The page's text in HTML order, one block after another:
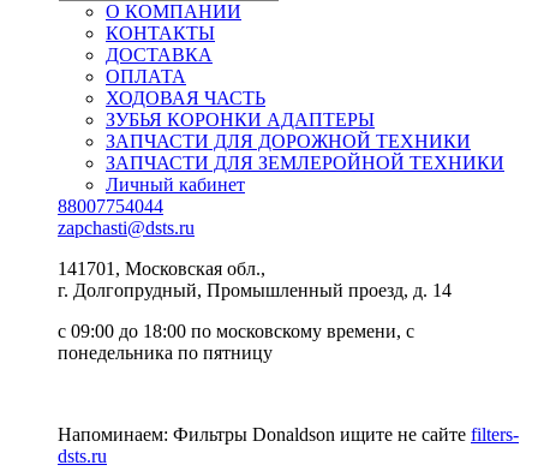
О КОМПАНИИ
КОНТАКТЫ
ДОСТАВКА
ОПЛАТА
ХОДОВАЯ ЧАСТЬ
ЗУБЬЯ КОРОНКИ АДАПТЕРЫ
ЗАПЧАСТИ ДЛЯ ДОРОЖНОЙ ТЕХНИКИ
ЗАПЧАСТИ ДЛЯ ЗЕМЛЕРОЙНОЙ ТЕХНИКИ
Личный кабинет
88007754044
zapchasti@dsts.ru
141701, Московская обл.,
г. Долгопрудный, Промышленный проезд, д. 14
с 09:00 до 18:00 по московскому времени, с
понедельника по пятницу
Напоминаем: Фильтры Donaldson ищите не сайте filters-
dsts.ru